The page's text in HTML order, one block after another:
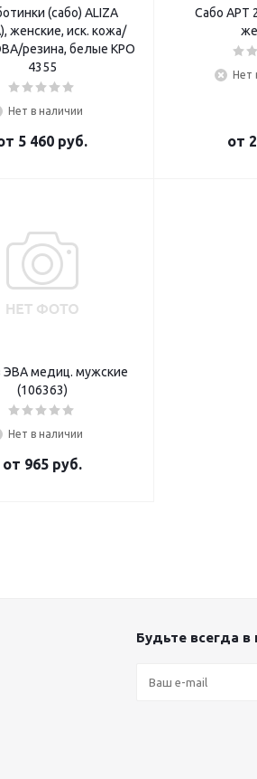
(сабо) ALIZA
женские, иск. кожа/
резина, белые КРО
4355
Нет в наличии
5 460 руб.
Сабо АРТ
Нет
от
ЭВА медиц. мужские
(106363)
Нет в наличии
от 965 руб.
Будьте всегда в